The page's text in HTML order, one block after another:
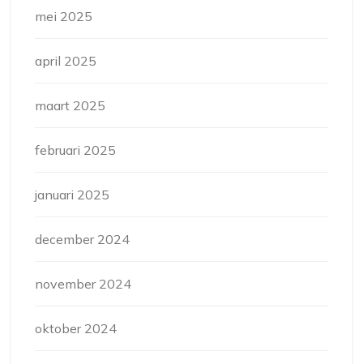
mei 2025
april 2025
maart 2025
februari 2025
januari 2025
december 2024
november 2024
oktober 2024